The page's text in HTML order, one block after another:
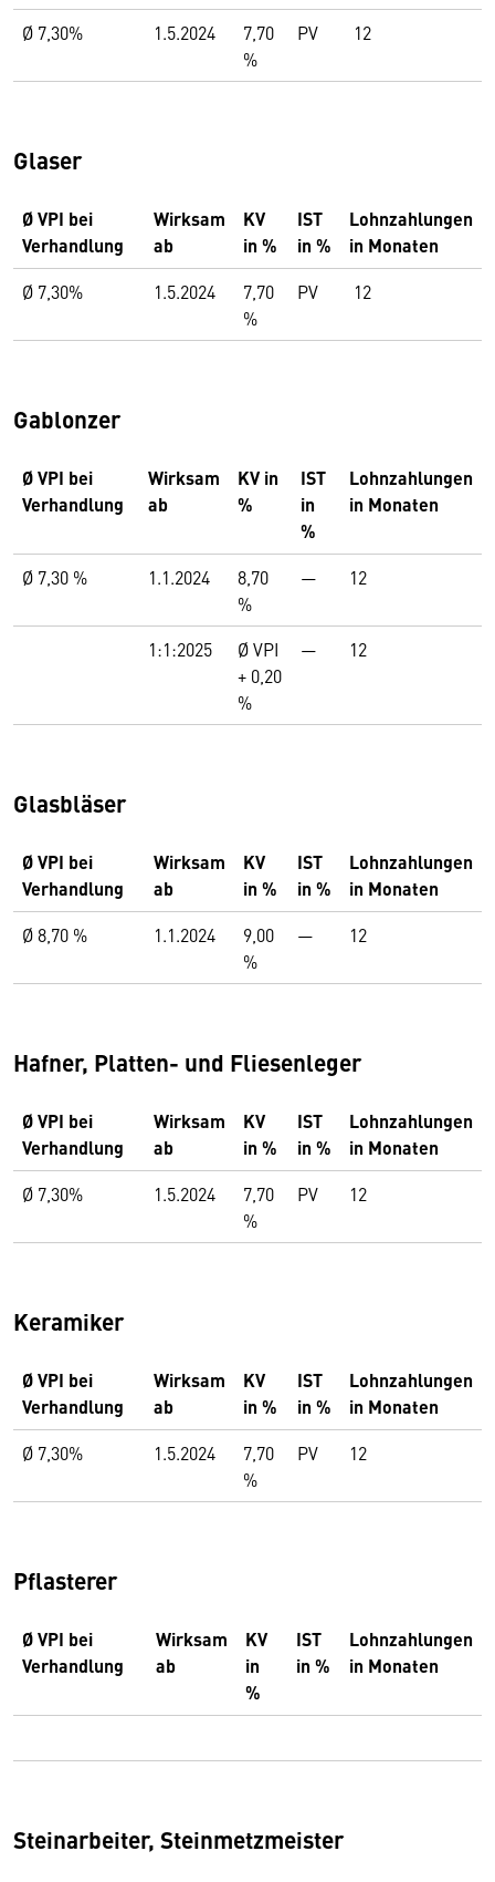
Ø 7,30% 1.5.2024
7,70
%
PV 12
Glaser
Ø VPI bei
Verhandlung
Wirksam
ab
KV
in %
IST
in %
Lohnzahlungen
in Monaten
Ø 7,30% 1.5.2024
7,70
%
PV 12
Gablonzer
Ø VPI bei
Verhandlung
Wirksam
ab
KV in
%
IST
in
%
Lohnzahlungen
in Monaten
Ø 7,30 % 1.1.2024
8,70
%
— 12
1:1:2025
Ø VPI
+ 0,20
%
— 12
Glasbläser
Ø VPI bei
Verhandlung
Wirksam
ab
KV
in %
IST
in %
Lohnzahlungen
in Monaten
Ø 8,70 % 1.1.2024
9,00
%
— 12
Hafner, Platten- und Fliesenleger
Ø VPI bei
Verhandlung
Wirksam
ab
KV
in %
IST
in %
Lohnzahlungen
in Monaten
Ø 7,30% 1.5.2024
7,70
%
PV 12
Keramiker
Ø VPI bei
Verhandlung
Wirksam
ab
KV
in %
IST
in %
Lohnzahlungen
in Monaten
Ø 7,30% 1.5.2024
7,70
%
PV 12
Pflasterer
Ø VPI bei
Verhandlung
Wirksam
ab
KV
in
%
IST
in %
Lohnzahlungen
in Monaten
Steinarbeiter, Steinmetzmeister